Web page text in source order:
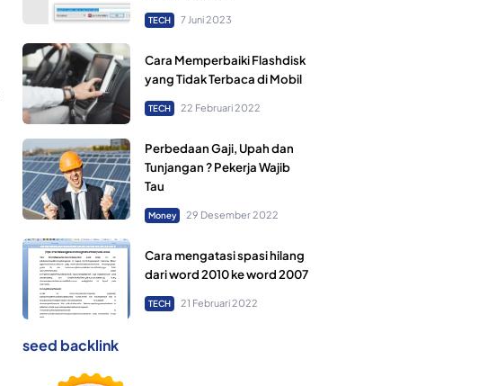
TECH 7 Juni 2023
Cara Memperbaiki Flashdisk
yang Tidak Terbaca di Mobil
TECH 22 Februari 2022
Perbedaan Gaji, Upah dan
Tunjangan ? Pekerja Wajib
Tau
Money 29 Desember 2022
Cara mengatasi spasi hilang
dari word 2010 ke word 2007
TECH 21 Februari 2022
seed backlink